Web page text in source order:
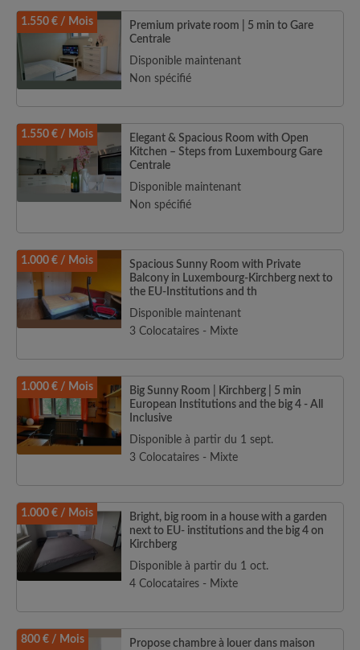
1.550 € / Mois
Premium private room | 5 min to Gare
Centrale
Disponible maintenant
Non spécifié
1.550 € / Mois
Elegant & Spacious Room with Open
Kitchen – Steps from Luxembourg Gare
Centrale
Disponible maintenant
Non spécifié
1.000 € / Mois
Spacious Sunny Room with Private
Balcony in Luxembourg-Kirchberg next to
the EU-Institutions and th
Disponible maintenant
3 Colocataires - Mixte
1.000 € / Mois
Big Sunny Room | Kirchberg | 5 min
European Institutions and the big 4 - All
Inclusive
Disponible à partir du 1 sept.
3 Colocataires - Mixte
1.000 € / Mois
Bright, big room in a house with a garden
next to EU- institutions and the big 4 on
Kirchberg
Disponible à partir du 1 oct.
4 Colocataires - Mixte
800 € / Mois Propose chambre à louer dans maison